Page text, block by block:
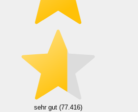
sehr gut (77.416)